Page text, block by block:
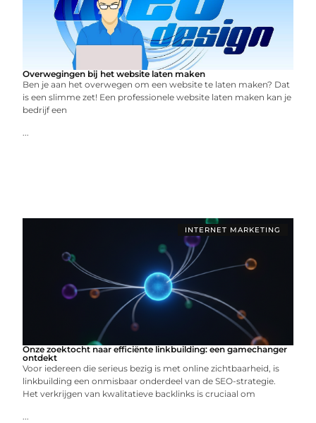
Overwegingen bij het website laten maken
Ben je aan het overwegen om een website te laten maken? Dat
is een slimme zet! Een professionele website laten maken kan je
bedrijf een
...
INTERNET MARKETING
Onze zoektocht naar efficiënte linkbuilding: een gamechanger
ontdekt
Voor iedereen die serieus bezig is met online zichtbaarheid, is
linkbuilding een onmisbaar onderdeel van de SEO-strategie.
Het verkrijgen van kwalitatieve backlinks is cruciaal om
...